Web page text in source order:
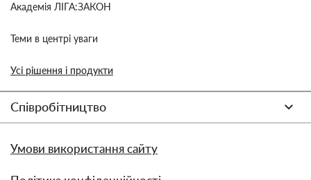
Академія ЛІГА:ЗАКОН
Теми в центрі уваги
Усі рішення і продукти
Співробітництво
Умови використання сайту